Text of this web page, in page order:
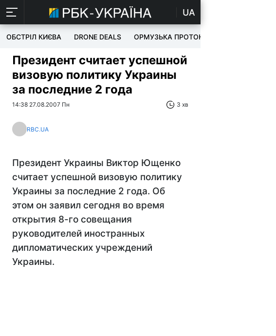
UA
ОБСТРІЛ КИЄВА DRONE DEALS ОРМУЗЬКА ПРОТОКА
Президент считает успешной
визовую политику Украины
за последние 2 года
14:38 27.08.2007 Пн 3 хв
RBC.UA
Президент Украины Виктор Ющенко
считает успешной визовую политику
Украины за последние 2 года. Об
этом он заявил сегодня во время
открытия 8-го совещания
руководителей иностранных
дипломатических учреждений
Украины.